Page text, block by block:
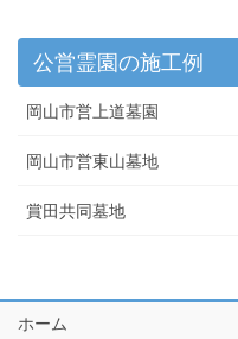
公営霊園の施工例
岡山市営上道墓園
岡山市営東山墓地
賞田共同墓地
ホーム